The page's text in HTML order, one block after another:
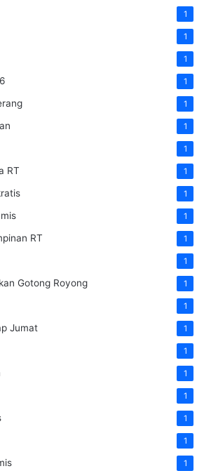
1
1
1
1
1
1
1
RT 1
1
1
RT 1
1
Gotong Royong 1
1
Jumat 1
1
1
1
1
1
1